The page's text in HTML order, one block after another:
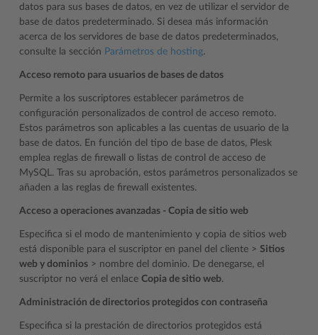
datos para sus bases de datos, en vez de utilizar el servidor de
base de datos predeterminado. Si desea más información
acerca de los servidores de base de datos predeterminados,
consulte la sección Parámetros de hosting.
Acceso remoto para usuarios de bases de datos
Permite a los suscriptores establecer parámetros de
configuración personalizados de control de acceso remoto.
Estos parámetros son aplicables a las cuentas de usuario de la
base de datos. En función del tipo de base de datos, Plesk
emplea reglas de firewall o listas de control de acceso de
MySQL. Tras su aprobación, estos parámetros personalizados se
añaden a las reglas de firewall existentes.
Acceso a operaciones avanzadas - Copia de sitio web
Especifica si el modo de mantenimiento y copia de sitios web
está disponible para el suscriptor en panel del cliente > Sitios
web y dominios > nombre del dominio. De denegarse, el
suscriptor no verá el enlace Copia de sitio web.
Administración de directorios protegidos con contraseña
Especifica si la prestación de directorios protegidos está